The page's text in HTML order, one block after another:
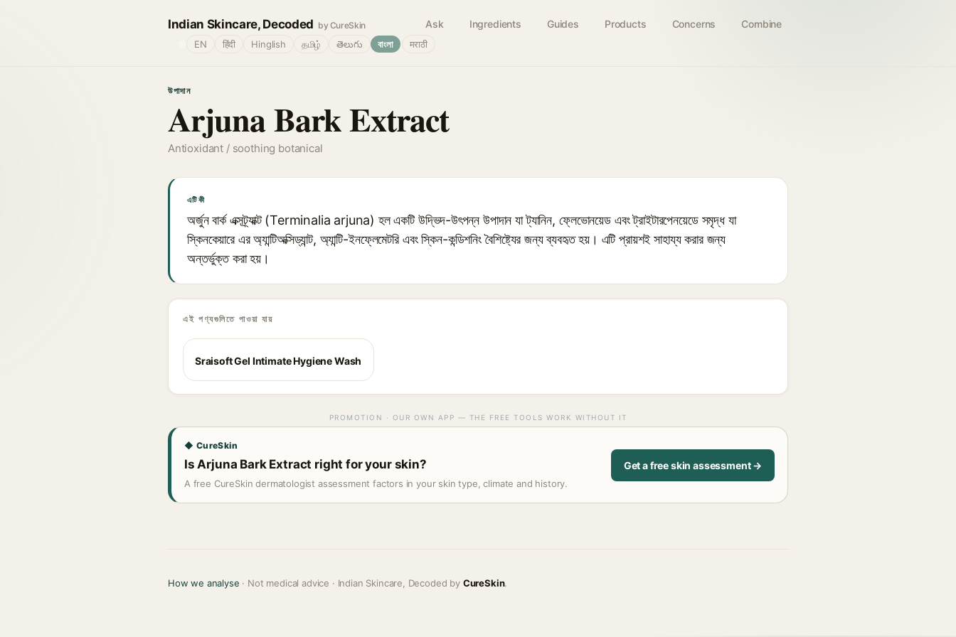
Indian Skincare, Decoded by CureSkin Ask Ingredients Guides Products Concerns Combine
EN हिंदी Hinglish தமிழ் తెలుగు বাংলা मराठी
উপাদান
Arjuna Bark Extract
Antioxidant / soothing botanical
এটি কী
অর্জুন বার্ক এক্সট্র্যাক্ট (Terminalia arjuna) হল একটি উদ্ভিদ-উৎপন্ন উপাদান যা ট্যানিন, ফ্লেভোনয়েড এবং ট্রাইটারপেনয়েডে সমৃদ্ধ যা
স্কিনকেয়ারে এর অ্যান্টিঅক্সিড্যান্ট, অ্যান্টি-ইনফ্লেমেটরি এবং স্কিন-কন্ডিশনিং বৈশিষ্ট্যের জন্য ব্যবহৃত হয়। এটি প্রায়শই সাহায্য করার জন্য
অন্তর্ভুক্ত করা হয়।
এই পণ্যগুলিতে পাওয়া যায়
Sraisoft Gel Intimate Hygiene Wash
PROMOTION · OUR OWN APP — THE FREE TOOLS WORK WITHOUT IT
◆ CureSkin
Is Arjuna Bark Extract right for your skin?
A free CureSkin dermatologist assessment factors in your skin type, climate and history.
Get a free skin assessment →
How we analyse · Not medical advice · Indian Skincare, Decoded by CureSkin.